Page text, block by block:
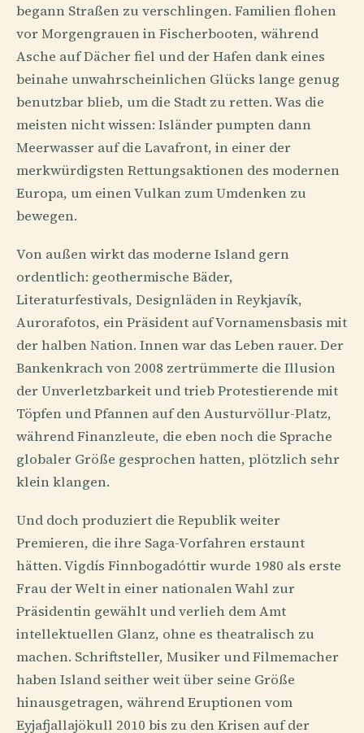
begann Straßen zu verschlingen. Familien flohen
vor Morgengrauen in Fischerbooten, während
Asche auf Dächer fiel und der Hafen dank eines
beinahe unwahrscheinlichen Glücks lange genug
benutzbar blieb, um die Stadt zu retten. Was die
meisten nicht wissen: Isländer pumpten dann
Meerwasser auf die Lavafront, in einer der
merkwürdigsten Rettungsaktionen des modernen
Europa, um einen Vulkan zum Umdenken zu
bewegen.
Von außen wirkt das moderne Island gern
ordentlich: geothermische Bäder,
Literaturfestivals, Designläden in Reykjavík,
Aurorafotos, ein Präsident auf Vornamensbasis mit
der halben Nation. Innen war das Leben rauer. Der
Bankenkrach von 2008 zertrümmerte die Illusion
der Unverletzbarkeit und trieb Protestierende mit
Töpfen und Pfannen auf den Austurvöllur-Platz,
während Finanzleute, die eben noch die Sprache
globaler Größe gesprochen hatten, plötzlich sehr
klein klangen.
Und doch produziert die Republik weiter
Premieren, die ihre Saga-Vorfahren erstaunt
hätten. Vigdís Finnbogadóttir wurde 1980 als erste
Frau der Welt in einer nationalen Wahl zur
Präsidentin gewählt und verlieh dem Amt
intellektuellen Glanz, ohne es theatralisch zu
machen. Schriftsteller, Musiker und Filmemacher
haben Island seither weit über seine Größe
hinausgetragen, während Eruptionen vom
Eyjafjallajökull 2010 bis zu den Krisen auf der